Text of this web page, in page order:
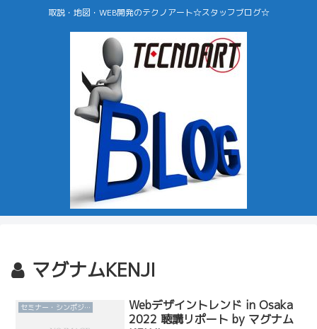
取説・地図・WEB開発のテクノアート☆スタッフブログ☆
マグナムKENJI
セミナー・シンポジウム
Webデザイントレンド in Osaka
2022 聴講リポート by マグナム